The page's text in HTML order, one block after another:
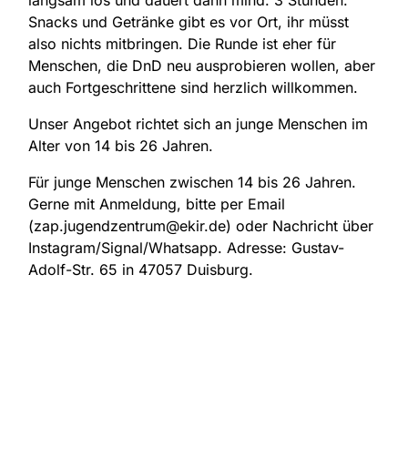
Snacks und Getränke gibt es vor Ort, ihr müsst
also nichts mitbringen. Die Runde ist eher für
Menschen, die DnD neu ausprobieren wollen, aber
auch Fortgeschrittene sind herzlich willkommen.
Unser Angebot richtet sich an junge Menschen im
Alter von 14 bis 26 Jahren.
Für junge Menschen zwischen 14 bis 26 Jahren.
Gerne mit Anmeldung, bitte per Email
(zap.jugendzentrum@ekir.de) oder Nachricht über
Instagram/Signal/Whatsapp. Adresse: Gustav-
Adolf-Str. 65 in 47057 Duisburg.